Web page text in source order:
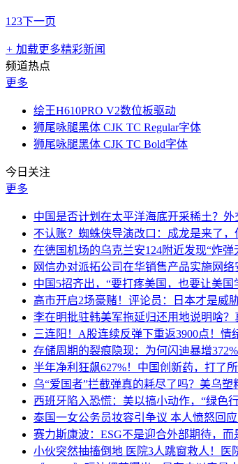
1 23下一页
+ 加载更多精彩新闻
频道热点
更多
绘王H610PRO V2数位板驱动
狮尾咏腿黑体 CJK TC Regular字体
狮尾咏腿黑体 CJK TC Bold字体
今日关注
更多
中国是否计划在太平洋海底开采稀土？外
不认账？蜘蛛侠导演改口：成龙是来了
在德国机场的乌克兰安124附近发现“炸弹
网信办对派拓公司在华销售产品实施网络
中国5招齐出，“要打疼美国，也要让美国
高市开启2场豪赌！评论员：日本才是威
李在明批驻韩美军拖延归还用地说明啥
三连阳！A股连续反弹下重返3900点！情
存储周期的裂痕隐现：为何闪迪暴增372%
半年净利狂飙627%！中国创新药，打了
乌“爱国者”拦截弹真的耗尽了吗？美乌塑
西班牙陷入恐慌：美以搞小动作，“绿色行
泰国一女公务员妆容引争议 本人愤怒回应
赛力斯康波：ESG不是迎合外部期待，
小伙突然抽搐倒地 医院3人跳窗救人！